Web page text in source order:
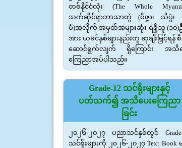
တစ်နိုင်ငံလုံး (The Whole
သက်ဆိုင်ရာဘာသာတွဲ (ဝိဇ္ဇာ၊ သိပ္ပံ၊
ပံ)အလိုက် အမှတ်အများဆုံး ရရှိသူ (၁၀)ဦ
အား ယခင်နှစ်များနည်းတူ ဆုချီးမြှင့်ရန်
ဆောင်ရွက်လျက် ရှိကြောင်း အသိပ
ကြေညာအပ်ပါသည်။
Grade-12 သင်ရိုးများနှင့်
ပတ်သက်၍ အသိပေးကြေညာ
ခြင်း
၂၀၂၆-၂၀၂၇ ပညာသင်နှစ်တွင်
သင်ရိုးများကို ၂၀၂၆-၂၀၂၇ Text Book မ